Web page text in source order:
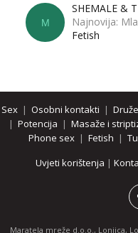
M
SHEMALE &
Najnovija:
Fetish
Sex| Osobni kontakti |
| Potencija | Masaže i
Phone sex| Fetish |
Uvjeti korištenja |
Maratela mreže d.o.o., Lonjica,